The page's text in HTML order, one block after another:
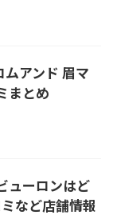
アンド 眉マ
まとめ
ューロンはど
など店舗情報